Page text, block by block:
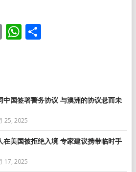
EmailWhatsApp
分
中国签署警务协议 与澳洲的协议悬而未
25, 2025
在美国被拒绝入境 专家建议携带临时手
17, 2025